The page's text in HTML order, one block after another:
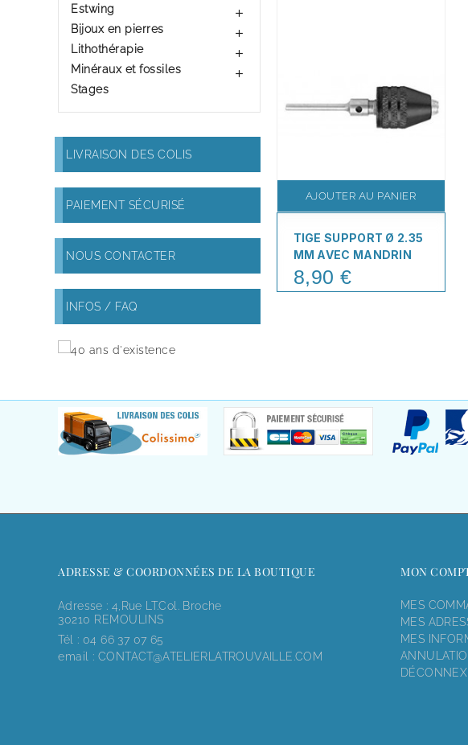
Estwing 
Bijoux en pierres 
Lithothérapie 
Minéraux et fossiles 
Stages
LIVRAISON DES COLIS
PAIEMENT SÉCURISÉ
NOUS CONTACTER
INFOS / FAQ
AJOUTER AU PANIER
TIGE SUPPORT Ø 2.35
MM AVEC MANDRIN
Price
8,90 €
ADRESSE & COORDONNÉES DE LA BOUTIQUE
Adresse : 4,rue LT.Col. Broche
30210 REMOULINS
Tél : 04 66 37 07 65
email : CONTACT@ATELIERLATROUVAILLE.COM
MON
MES
MES
MES